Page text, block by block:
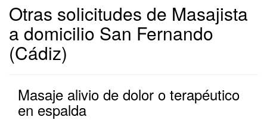
Otras solicitudes de Masajista
a domicilio San Fernando
(Cádiz)
Masaje alivio de dolor o terapéutico
en espalda